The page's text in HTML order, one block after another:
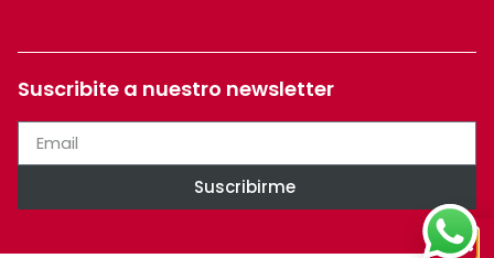
Suscribite a nuestro newsletter
Suscribirme